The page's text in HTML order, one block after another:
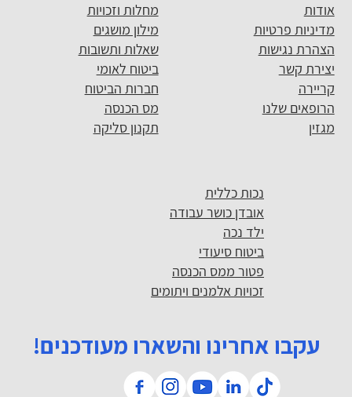
אודות
מדיניות פרטיות
הצהרת נגישות
יצירת קשר
קריירה
הרופאים שלנו
מגזין
מחלות וזכויות
מילון מושגים
שאלות ותשובות
ביטוח לאומי
חברות הביטוח
מס הכנסה
תקנון סליקה
נכות כללית
אובדן כושר עבודה
ילד נכה
ביטוח סיעודי
פטור ממס הכנסה
זכויות אלמנים ויתומים
עקבו אחרינו והשארו מעודכנים!